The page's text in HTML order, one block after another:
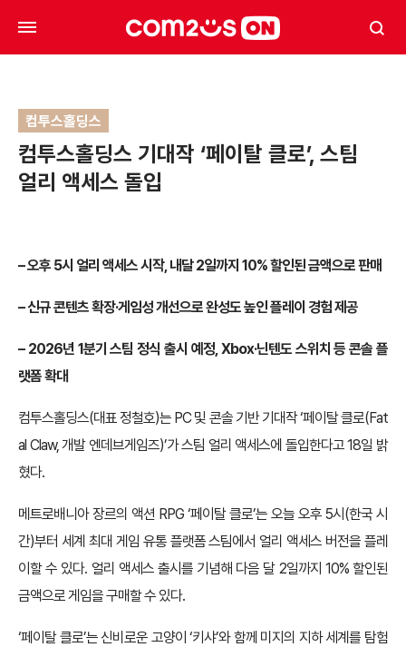
컴투스홀딩스
컴투스홀딩스 기대작 ‘페이탈 클로’, 스팀
얼리 액세스 돌입
–오후 5시 얼리 액세스 시작, 내달 2일까지 10% 할인된 금액으로 판매
–신규 콘텐츠 확장·게임성 개선으로 완성도 높인 플레이 경험 제공
– 2026년 1분기 스팀 정식 출시 예정, Xbox·닌텐도 스위치 등 콘솔 플
랫폼 확대
컴투스홀딩스(대표 정철호)는 PC 및 콘솔 기반 기대작 ‘페이탈 클로(Fat
al Claw, 개발 엔데브게임즈)’가 스팀 얼리 액세스에 돌입한다고 18일 밝
혔다.
메트로배니아 장르의 액션 RPG ‘페이탈 클로’는 오늘 오후 5시(한국 시
간)부터 세계 최대 게임 유통 플랫폼 스팀에서 얼리 액세스 버전을 플레
이할 수 있다. 얼리 액세스 출시를 기념해 다음 달 2일까지 10% 할인된
금액으로 게임을 구매할 수 있다.
‘페이탈 클로’는 신비로운 고양이 ‘키샤’와 함께 미지의 지하 세계를 탐험